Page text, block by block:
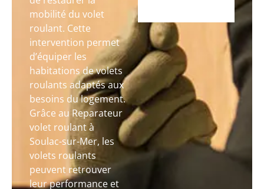
mobilité du volet
roulant. Cette
intervention permet
d’équiper les
habitations de volets
roulants adaptés aux
besoins du logement.
Grâce au Reparateur
volet roulant à
Soulac-sur-Mer, les
volets roulants
peuvent retrouver
leur performance et